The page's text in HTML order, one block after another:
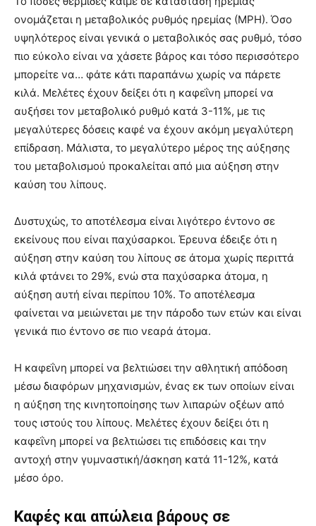
ονομάζεται η μεταβολικός ρυθμός ηρεμίας (ΜΡΗ). Όσο
υψηλότερος είναι γενικά ο μεταβολικός σας ρυθμό, τόσο
πιο εύκολο είναι να χάσετε βάρος και τόσο περισσότερο
μπορείτε να… φάτε κάτι παραπάνω χωρίς να πάρετε
κιλά. Μελέτες έχουν δείξει ότι η καφεΐνη μπορεί να
αυξήσει τον μεταβολικό ρυθμό κατά 3-11%, με τις
μεγαλύτερες δόσεις καφέ να έχουν ακόμη μεγαλύτερη
επίδραση. Μάλιστα, το μεγαλύτερο μέρος της αύξησης
του μεταβολισμού προκαλείται από μια αύξηση στην
καύση του λίπους.
Δυστυχώς, το αποτέλεσμα είναι λιγότερο έντονο σε
εκείνους που είναι παχύσαρκοι. Έρευνα έδειξε ότι η
αύξηση στην καύση του λίπους σε άτομα χωρίς περιττά
κιλά φτάνει το 29%, ενώ στα παχύσαρκα άτομα, η
αύξηση αυτή είναι περίπου 10%. Το αποτέλεσμα
φαίνεται να μειώνεται με την πάροδο των ετών και είναι
γενικά πιο έντονο σε πιο νεαρά άτομα.
Η καφεΐνη μπορεί να βελτιώσει την αθλητική απόδοση
μέσω διαφόρων μηχανισμών, ένας εκ των οποίων είναι
η αύξηση της κινητοποίησης των λιπαρών οξέων από
τους ιστούς του λίπους. Μελέτες έχουν δείξει ότι η
καφεΐνη μπορεί να βελτιώσει τις επιδόσεις και την
αντοχή στην γυμναστική/άσκηση κατά 11-12%, κατά
μέσο όρο.
Καφές και απώλεια βάρους σε